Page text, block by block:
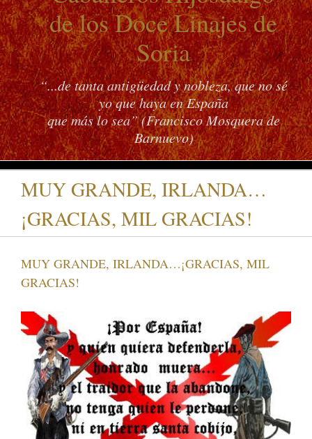
de los Doce Linajes de
Soria
“...de tanta antigüedad y nobleza, que no sé
yo que haya en España
que más lo sea” (Francisco Mosquera de
Barnuevo)
MUY GRANDE, IRLANDA…
¡GRACIAS, MIL GRACIAS!
MUY GRANDE, IRLANDA…¡GRACIAS, MIL
GRACIAS!